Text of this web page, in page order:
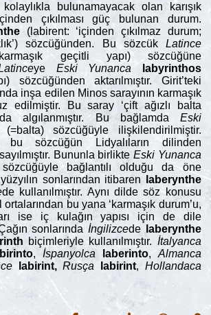
bulunamayacak olan karışık
çıkılması güç bulunan durum.
(labirent: ‘içinden çıkılmaz durum;
sözcüğünden. Bu sözcük Latince
geçitli yapı) sözcüğüne
ye Eski Yunanca
labyrinthos
sözcüğünden aktarılmıştır. Girit’teki
inşa edilen Minos sarayının karmaşık
edilmiştir. Bu saray ‘çift ağızlı balta
algılanmıştır. Bu bağlamda Eski
sözcüğüyle ilişkilendirilmiştir.
bu sözcüğün Lidyalıların dilinden
Bununla birlikte Eski Yunanca
bağlantılı olduğu da öne
sonlarından itibaren
laberynthe
de kullanılmıştır. Aynı dilde söz konusu
bu yana ‘karmaşık durum’u,
ise iç kulağın yapısı için de dile
sonlarında İngilizcede
laberynthe
biçimleriyle kullanılmıştır. İtalyanca
, İspanyolca laberinto, Almanca
labirint,Rusça labirint, Hollandaca